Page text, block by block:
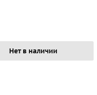
Нет в наличии